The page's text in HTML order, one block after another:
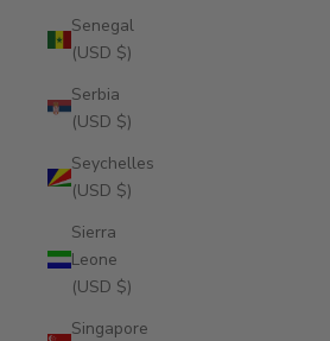
Senegal
(USD $)
Serbia
(USD $)
Seychelles
(USD $)
Sierra
Leone
(USD $)
Singapore